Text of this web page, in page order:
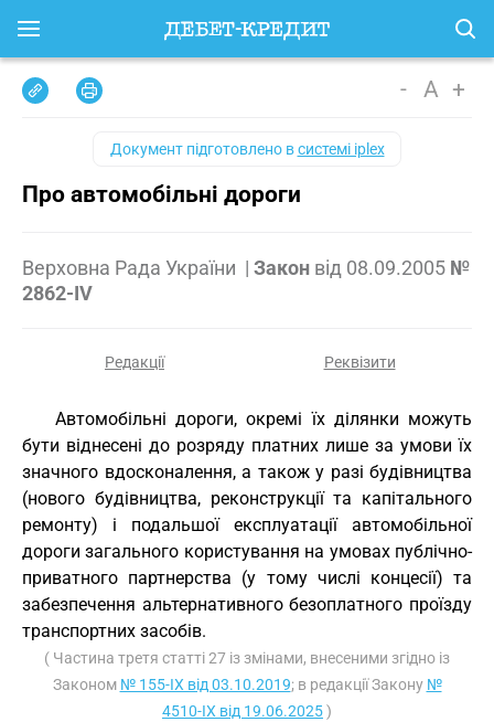
- A +
Документ підготовлено всистемі iplex
Про автомобільні дороги
Верховна Рада України | Закон від 08.09.2005 №
2862-IV
Редакції Реквізити
Автомобільні дороги, окремі їх ділянки можуть
бути віднесені до розряду платних лише за умови їх
значного вдосконалення, а також у разі будівництва
(нового будівництва, реконструкції та капітального
ремонту) і подальшої експлуатації автомобільної
дороги загального користування на умовах публічно-
приватного партнерства (у тому числі концесії) та
забезпечення альтернативного безоплатного проїзду
транспортних засобів.
( Частина третя статті 27 із змінами, внесеними згідно із
Законом № 155-IX від 03.10.2019; в редакції Закону №
4510-IX від 19.06.2025)